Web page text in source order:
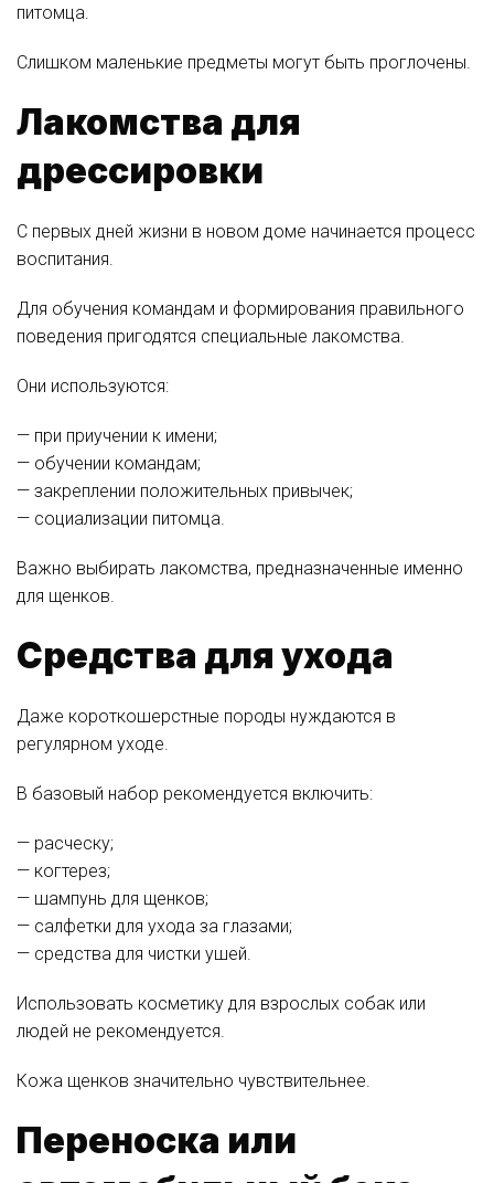
питомца.
Слишком маленькие предметы могут быть проглочены.
Лакомства для
дрессировки
С первых дней жизни в новом доме начинается процесс
воспитания.
Для обучения командам и формирования правильного
поведения пригодятся специальные лакомства.
Они используются:
— при приучении к имени;
— обучении командам;
— закреплении положительных привычек;
— социализации питомца.
Важно выбирать лакомства, предназначенные именно
для щенков.
Средства для ухода
Даже короткошерстные породы нуждаются в
регулярном уходе.
В базовый набор рекомендуется включить:
— расческу;
— когтерез;
— шампунь для щенков;
— салфетки для ухода за глазами;
— средства для чистки ушей.
Использовать косметику для взрослых собак или
людей не рекомендуется.
Кожа щенков значительно чувствительнее.
Переноска или